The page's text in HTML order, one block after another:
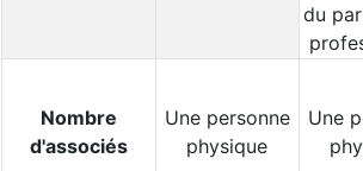
du
Nombre
d'associés
Une personne
physique
Une